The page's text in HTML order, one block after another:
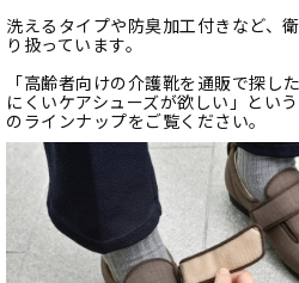
洗えるタイプや防臭加工付きなど、
り扱っています。
「高齢者向けの介護靴を通販で探し
にくいケアシューズが欲しい」とい
のラインナップをご覧ください。